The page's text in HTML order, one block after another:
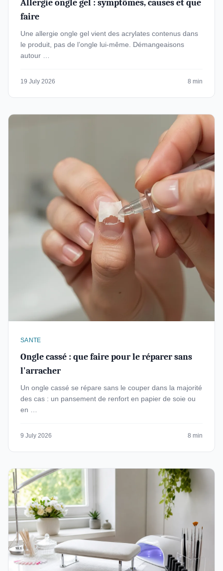
Allergie ongle gel : symptômes, causes et que
faire
Une allergie ongle gel vient des acrylates contenus dans
le produit, pas de l’ongle lui-même. Démangeaisons
autour …
19 July 2026 8 min
SANTE
Ongle cassé : que faire pour le réparer sans
l'arracher
Un ongle cassé se répare sans le couper dans la majorité
des cas : un pansement de renfort en papier de soie ou
en …
9 July 2026 8 min